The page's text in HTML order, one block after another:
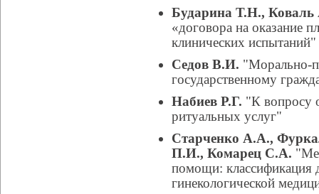
Бударина Т.Н.,
«договора на оказание
клинических испытаний"
Седов В.И. "Морально-
государственному
Набиев Р.Г. "К вопросу
ритуальных услуг"
Старченко А.А.,
П.И., Комарец С.А.
помощи: классификация
гинекологической